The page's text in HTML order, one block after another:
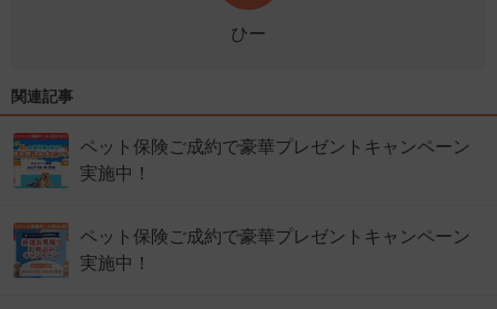
ひー
関連記事
ペット保険ご成約で豪華プレゼントキャンペーン
実施中！
ペット保険ご成約で豪華プレゼントキャンペーン
実施中！